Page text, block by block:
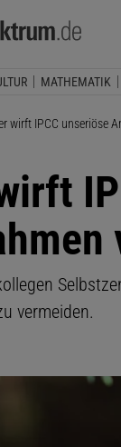
MATHEMATIK
wirft IPCC unseriöse
vermeiden.